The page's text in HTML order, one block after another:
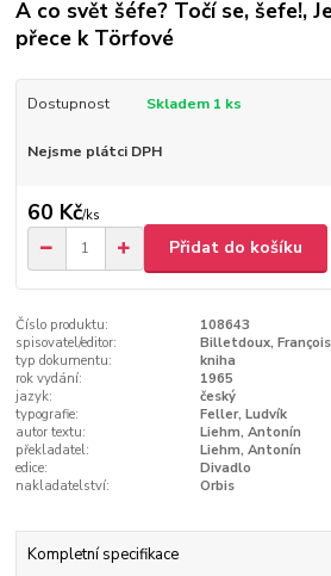
A co svět šéfe? Točí se, šefe!,
přece k Törfové
Dostupnost Skladem 1 ks
Nejsme plátci DPH
60 Kč/ks
Přidat do košíku
Číslo produktu:
108643
spisovatel/editor:
Billetdoux, François
typ dokumentu:
kniha
rok vydání:
1965
jazyk:
český
typografie:
Feller, Ludvík
autor textu:
Liehm, Antonín
překladatel:
Liehm, Antonín
edice:
Divadlo
nakladatelství:
Orbis
Kompletní specifikace